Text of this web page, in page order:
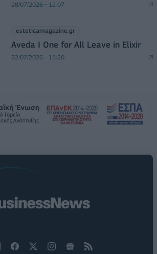
28/07/2026 - 12:07
esteticamagazine.gr
Aveda I One for All Leave in Elixir
22/07/2026 - 13:20